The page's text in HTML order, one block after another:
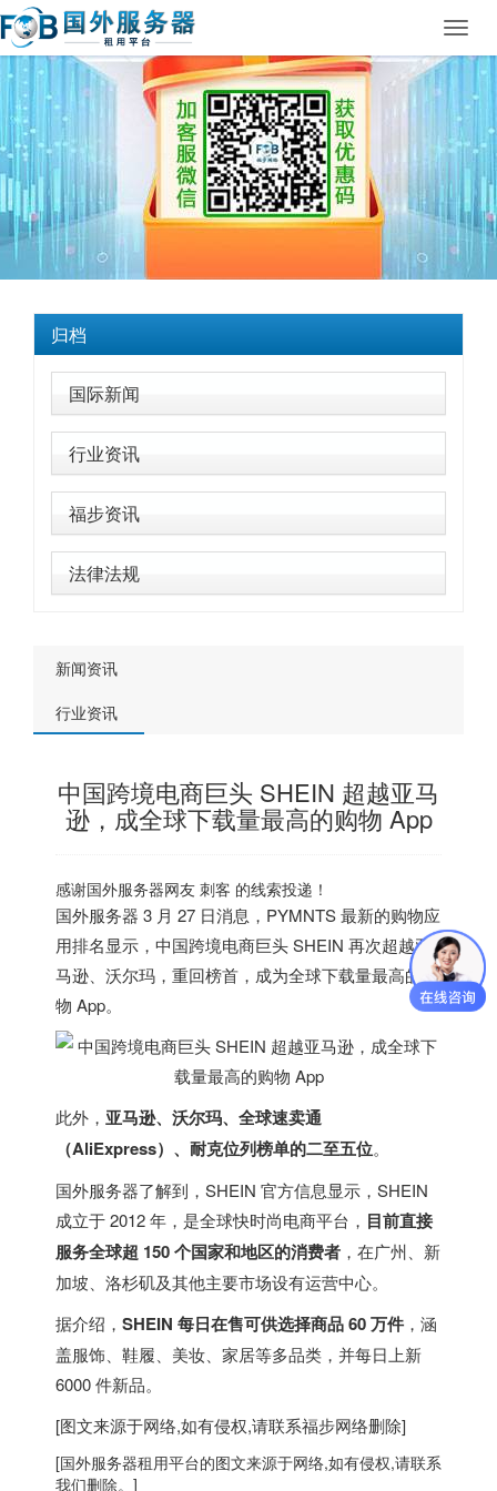
归档
国际新闻
行业资讯
福步资讯
法律法规
新闻资讯
行业资讯
中国跨境电商巨头 SHEIN 超越亚马
逊，成全球下载量最高的购物 App
感谢国外服务器网友 刺客 的线索投递！
国外服务器 3 月 27 日消息，PYMNTS 最新的购物应
用排名显示， 中国跨境电商巨头 SHEIN 再次超越亚
马逊、沃尔玛 ，重回榜首， 成为全球下载量最高的购
物 App。
此外， 亚马逊、沃尔玛、全球速卖通
（AliExpress）、耐克位列榜单的二至五位。
国外服务器了解到，SHEIN 官方信息显示，SHEIN
成立于 2012 年，是全球快时尚电商平台， 目前直接
服务全球超 150 个国家和地区的消费者 ，在广州、 新
加坡 、洛杉矶及其他主要市场设有运营中心。
据介绍， SHEIN 每日在售可供选择商品 60 万件 ，涵
盖服饰、鞋履、美妆、家居等多品类，并每日上新
6000 件新品。
[图文来源于网络,如有侵权,请联系福步网络删除]
[国外服务器租用平台的图文来源于网络,如有侵权,请联系
我们删除。]